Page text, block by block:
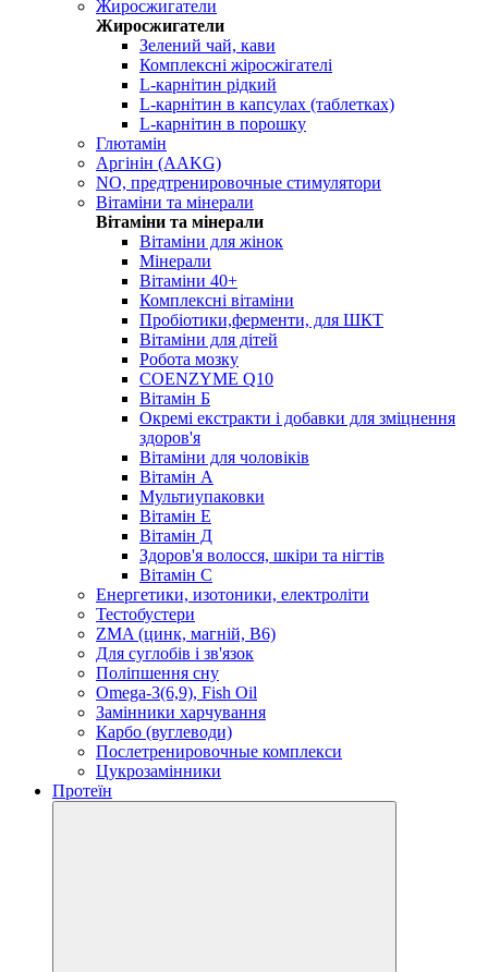
Жиросжигатели
Жиросжигатели
Зелений чай, кави
Комплексні жіросжігателі
L-карнітин рідкий
L-карнітин в капсулах (таблетках)
L-карнітин в порошку
Глютамін
Аргінін (AAKG)
NO, предтренировочные стимулятори
Вітаміни та мінерали
Вітаміни та мінерали
Вітаміни для жінок
Мінерали
Вітаміни 40+
Комплексні вітаміни
Пробіотики,ферменти, для ШКТ
Вітаміни для дітей
Робота мозку
COENZYME Q10
Вітамін Б
Окремі екстракти і добавки для зміцнення
здоров'я
Вітаміни для чоловіків
Вітамін А
Мультиупаковки
Вітамін Е
Вітамін Д
Здоров'я волосся, шкіри та нігтів
Вітамін С
Енергетики, изотоники, електроліти
Тестобустери
ZMA (цинк, магній, В6)
Для суглобів і зв'язок
Поліпшення сну
Omega-3(6,9), Fish Oil
Замінники харчування
Карбо (вуглеводи)
Послетренировочные комплекси
Цукрозамінники
Протеїн